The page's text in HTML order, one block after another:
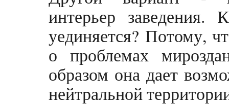
интерьер
уединяется? Потому,
о проблемах
образом она дает
нейтральной